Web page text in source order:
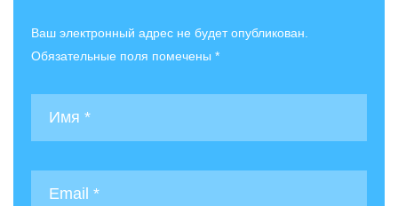
Ваш электронный адрес не будет опубликован.
Обязательные поля помечены *